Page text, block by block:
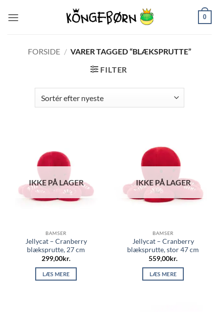
0
FORSIDE / VARER TAGGED “BLÆKSPRUTTE”
FILTER
IKKE PÅ LAGER
BAMSER
Jellycat – Cranberry
blæksprutte, 27 cm
299,00kr.
LÆS MERE
IKKE PÅ LAGER
BAMSER
Jellycat – Cranberry
blæksprutte, stor 47 cm
559,00kr.
LÆS MERE